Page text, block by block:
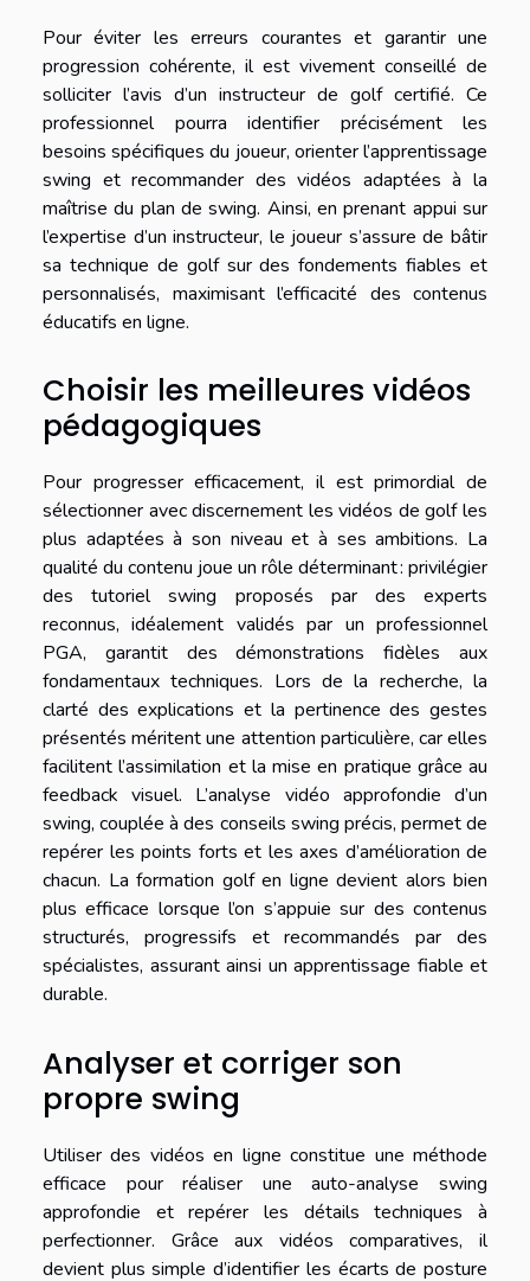
Pour éviter les erreurs courantes et garantir une
progression cohérente, il est vivement conseillé de
solliciter l’avis d’un instructeur de golf certifié. Ce
professionnel pourra identifier précisément les
besoins spécifiques du joueur, orienter l’apprentissage
swing et recommander des vidéos adaptées à la
maîtrise du plan de swing. Ainsi, en prenant appui sur
l’expertise d’un instructeur, le joueur s’assure de bâtir
sa technique de golf sur des fondements fiables et
personnalisés, maximisant l’efficacité des contenus
éducatifs en ligne.
Choisir les meilleures vidéos
pédagogiques
Pour progresser efficacement, il est primordial de
sélectionner avec discernement les vidéos de golf les
plus adaptées à son niveau et à ses ambitions. La
qualité du contenu joue un rôle déterminant : privilégier
des tutoriel swing proposés par des experts
reconnus, idéalement validés par un professionnel
PGA, garantit des démonstrations fidèles aux
fondamentaux techniques. Lors de la recherche, la
clarté des explications et la pertinence des gestes
présentés méritent une attention particulière, car elles
facilitent l’assimilation et la mise en pratique grâce au
feedback visuel. L’analyse vidéo approfondie d’un
swing, couplée à des conseils swing précis, permet de
repérer les points forts et les axes d’amélioration de
chacun. La formation golf en ligne devient alors bien
plus efficace lorsque l’on s’appuie sur des contenus
structurés, progressifs et recommandés par des
spécialistes, assurant ainsi un apprentissage fiable et
durable.
Analyser et corriger son
propre swing
Utiliser des vidéos en ligne constitue une méthode
efficace pour réaliser une auto-analyse swing
approfondie et repérer les détails techniques à
perfectionner. Grâce aux vidéos comparatives, il
devient plus simple d’identifier les écarts de posture